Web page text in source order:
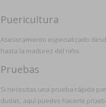
Puericultura
Asesoramiento especializado
hasta la madurez del niño.
Pruebas
Si necesitas una prueba rápida
dudas, aquí puedes hacerte